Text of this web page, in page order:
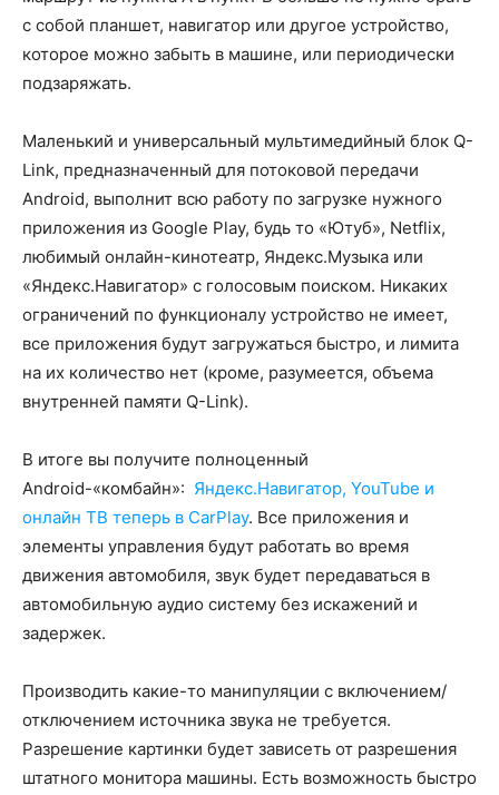
с собой планшет, навигатор или другое устройство,
которое можно забыть в машине, или периодически
подзаряжать.
Маленький и универсальный мультимедийный блок Q-
Link, предназначенный для потоковой передачи
Android, выполнит всю работу по загрузке нужного
приложения из Google Play, будь то «Ютуб», Netflix,
любимый онлайн-кинотеатр, Яндекс.Музыка или
«Яндекс.Навигатор» с голосовым поиском. Никаких
ограничений по функционалу устройство не имеет,
все приложения будут загружаться быстро, и лимита
на их количество нет (кроме, разумеется, объема
внутренней памяти Q-Link).
В итоге вы получите полноценный
Android-«комбайн»: Яндекс.Навигатор, YouTube и
онлайн ТВ теперь в CarPlay. Все приложения и
элементы управления будут работать во время
движения автомобиля, звук будет передаваться в
автомобильную аудио систему без искажений и
задержек.
Производить какие-то манипуляции с включением/
отключением источника звука не требуется.
Разрешение картинки будет зависеть от разрешения
штатного монитора машины. Есть возможность быстро